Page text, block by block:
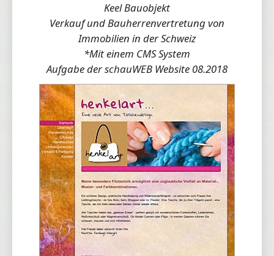
Keel Bauobjekt
Verkauf und Bauherrenvertretung von
Immobilien in der Schweiz
*Mit einem CMS System
Aufgabe der schauWEB Website 08.2018